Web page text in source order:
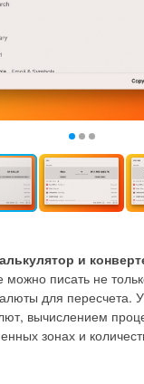
и
можно писать не
для пересчета.
вычислением
зонах и